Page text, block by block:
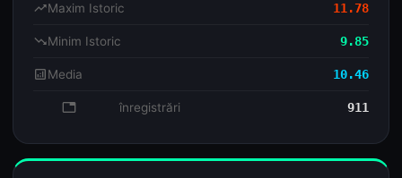
trending_upMaxim Istoric 11.78
trending_downMinim Istoric 9.85
analyticsMedia 10.46
database înregistrări 911